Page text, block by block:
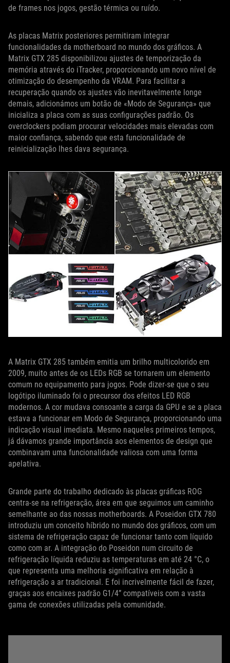
de frames nos jogos, gestão térmica ou ruído.
As placas Matrix posteriores permitiram integrar
funcionalidades da motherboard no mundo dos gráficos. A
Matrix GTX 285 disponibilizou ajustes de temporização da
memória através do iTracker, proporcionando um novo nível de
otimização do desempenho da VRAM. Para facilitar a
recuperação quando os ajustes vão inevitavelmente longe
demais, adicionámos um botão de «Modo de Segurança» que
inicializa a placa com as suas configurações padrão. Os
overclockers podiam procurar velocidades mais elevadas com
maior confiança, sabendo que esta funcionalidade de
reinicialização lhes dava segurança.
A Matrix GTX 285 também emitia um brilho multicolorido em
2009, muito antes de os LEDs RGB se tornarem um elemento
comum no equipamento para jogos. Pode dizer-se que o seu
logótipo iluminado foi o precursor dos efeitos LED RGB
modernos. A cor mudava consoante a carga da GPU e se a placa
estava a funcionar em Modo de Segurança, proporcionando uma
indicação visual imediata. Mesmo naqueles primeiros tempos,
já dávamos grande importância aos elementos de design que
combinavam uma funcionalidade valiosa com uma forma
apelativa.
Grande parte do trabalho dedicado às placas gráficas ROG
centra-se na refrigeração, área em que seguimos um caminho
semelhante ao das nossas motherboards. A Poseidon GTX 780
introduziu um conceito híbrido no mundo dos gráficos, com um
sistema de refrigeração capaz de funcionar tanto com líquido
como com ar. A integração do Poseidon num circuito de
refrigeração líquida reduziu as temperaturas em até 24 °C, o
que representa uma melhoria significativa em relação à
refrigeração a ar tradicional. E foi incrivelmente fácil de fazer,
graças aos encaixes padrão G1/4” compatíveis com a vasta
gama de conexões utilizadas pela comunidade.